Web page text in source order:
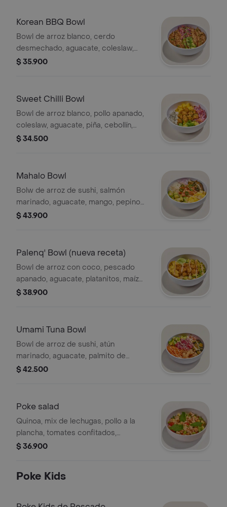
Korean BBQ Bowl
Bowl de arroz blanco, cerdo
desmechado, aguacate, coleslaw,
cebollín, cilantro, ajonjolí, cebolla
$ 35.900
Sweet Chilli Bowl
Bowl de arroz blanco, pollo apanado,
coleslaw, aguacate, piña, cebollín,
ajonjolí y salsa sweet chilli.
$ 34.500
Mahalo Bowl
Bolw de arroz de sushi, salmón
marinado, aguacate, mango, pepino
asiático, crispy noodles, cebollín,
$ 43.900
Palenq' Bowl (nueva receta)
Bowl de arroz con coco, pescado
apanado, aguacate, platanitos, maíz
tierno, cebollín, suero costeño,
$ 38.900
Umami Tuna Bowl
Bowl de arroz de sushi, atún
marinado, aguacate, palmito de
cangrejo, zanahoria, pepino asiático,
$ 42.500
Poke salad
Quinoa, mix de lechugas, pollo a la
plancha, tomates confitados,
edamames, mango, hierbabuena,
$ 36.900
Poke Kids